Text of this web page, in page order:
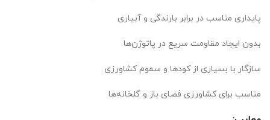
پایداری مناسب در برابر بارندگی و آبیاری
بدون ایجاد مقاومت سریع در پاتوژن‌ها
سازگار با بسیاری از کودها و سموم کشاورزی
مناسب برای کشاورزی فضای باز و گلخانه‌ها